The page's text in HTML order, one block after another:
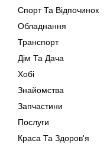
Спорт Та Відпочинок
Обладнання
Транспорт
Дім Та Дача
Хобі
Знайомства
Запчастини
Послуги
Краса Та Здоров'я